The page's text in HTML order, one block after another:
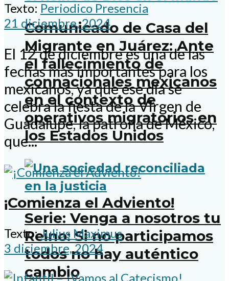
Comunicado de Casa del
Migrante en Juárez: Ante
el fallecimiento de
connacionales mexicanos
en el contexto de
operativos migratorios en
los Estados Unidos
Serie: Venga a nosotros tu
Reino: Si no participamos
todos no hay auténtico
cambio
Texto: Periodico Presencia
21 diciembre, 2024
El 12 de diciembre es una de las
fechas más importantes para los
mexicanos, ya que ese día se
celebra la fiesta de la Virgen de
Guadalupe, la patrona de México,
que...
¡Comienza el Adviento!
Texto:Julius Maximus
3 diciembre, 2024